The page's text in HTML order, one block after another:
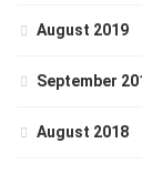
August 2019
September
August 2018